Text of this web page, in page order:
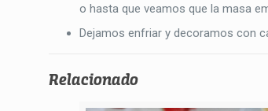
o hasta que veamos que la masa
Dejamos enfriar y decoramos con
Relacionado